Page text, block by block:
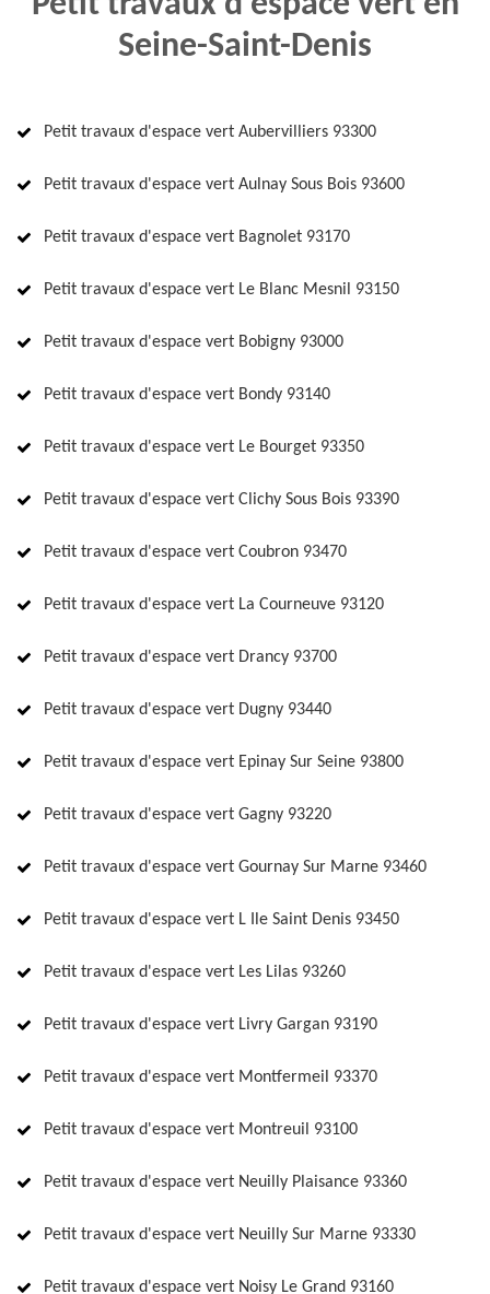
Seine-Saint-Denis
Petit travaux d'espace vert Aubervilliers 93300
Petit travaux d'espace vert Aulnay Sous Bois 93600
Petit travaux d'espace vert Bagnolet 93170
Petit travaux d'espace vert Le Blanc Mesnil 93150
Petit travaux d'espace vert Bobigny 93000
Petit travaux d'espace vert Bondy 93140
Petit travaux d'espace vert Le Bourget 93350
Petit travaux d'espace vert Clichy Sous Bois 93390
Petit travaux d'espace vert Coubron 93470
Petit travaux d'espace vert La Courneuve 93120
Petit travaux d'espace vert Drancy 93700
Petit travaux d'espace vert Dugny 93440
Petit travaux d'espace vert Epinay Sur Seine 93800
Petit travaux d'espace vert Gagny 93220
Petit travaux d'espace vert Gournay Sur Marne 93460
Petit travaux d'espace vert L Ile Saint Denis 93450
Petit travaux d'espace vert Les Lilas 93260
Petit travaux d'espace vert Livry Gargan 93190
Petit travaux d'espace vert Montfermeil 93370
Petit travaux d'espace vert Montreuil 93100
Petit travaux d'espace vert Neuilly Plaisance 93360
Petit travaux d'espace vert Neuilly Sur Marne 93330
Petit travaux d'espace vert Noisy Le Grand 93160